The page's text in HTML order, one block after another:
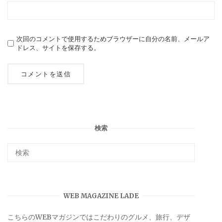
次回のコメントで使用するためブラウザーに自分の名前、メールア
ドレス、サイトを保存する。
検索
WEB MAGAZINE LADE
こちらのWEBマガジンではこだわりのグルメ、旅行、デザ